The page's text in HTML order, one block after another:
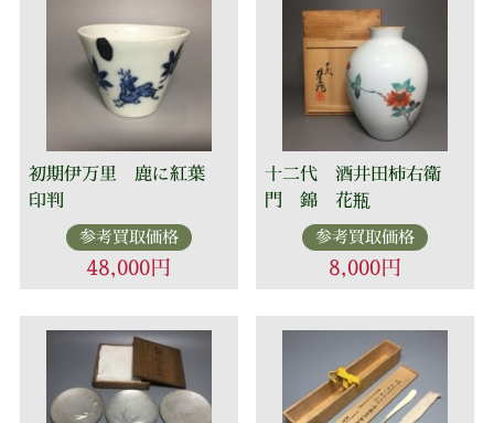
初期伊万里 鹿に紅葉
印判
参考買取価格
48,000円
十二代 酒井田柿右衛
門 錦 花瓶
参考買取価格
8,000円